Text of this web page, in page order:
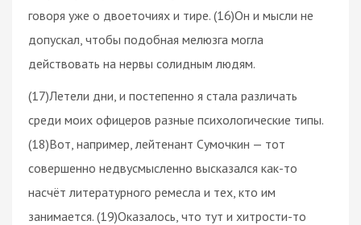
говоря уже о двоеточиях и тире. (16)Он и мысли не
допускал, чтобы подобная мелюзга могла
действовать на нервы солидным людям.
(17)Летели дни, и постепенно я стала различать
среди моих офицеров разные психологические типы.
(18)Вот, например, лейтенант Сумочкин — тот
совершенно недвусмысленно высказался как-то
насчёт литературного ремесла и тех, кто им
занимается. (19)Оказалось, что тут и хитрости-то